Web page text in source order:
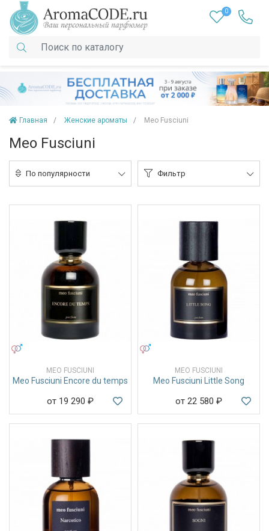
0
Главная Женские ароматы Meo Fusciuni
Meo Fusciuni
По популярности Фильтр
MEO FUSCIUNI
Meo Fusciuni Encore du temps
от 19 290 ₽
MEO FUSCIUNI
Meo Fusciuni Little Song
от 22 580 ₽